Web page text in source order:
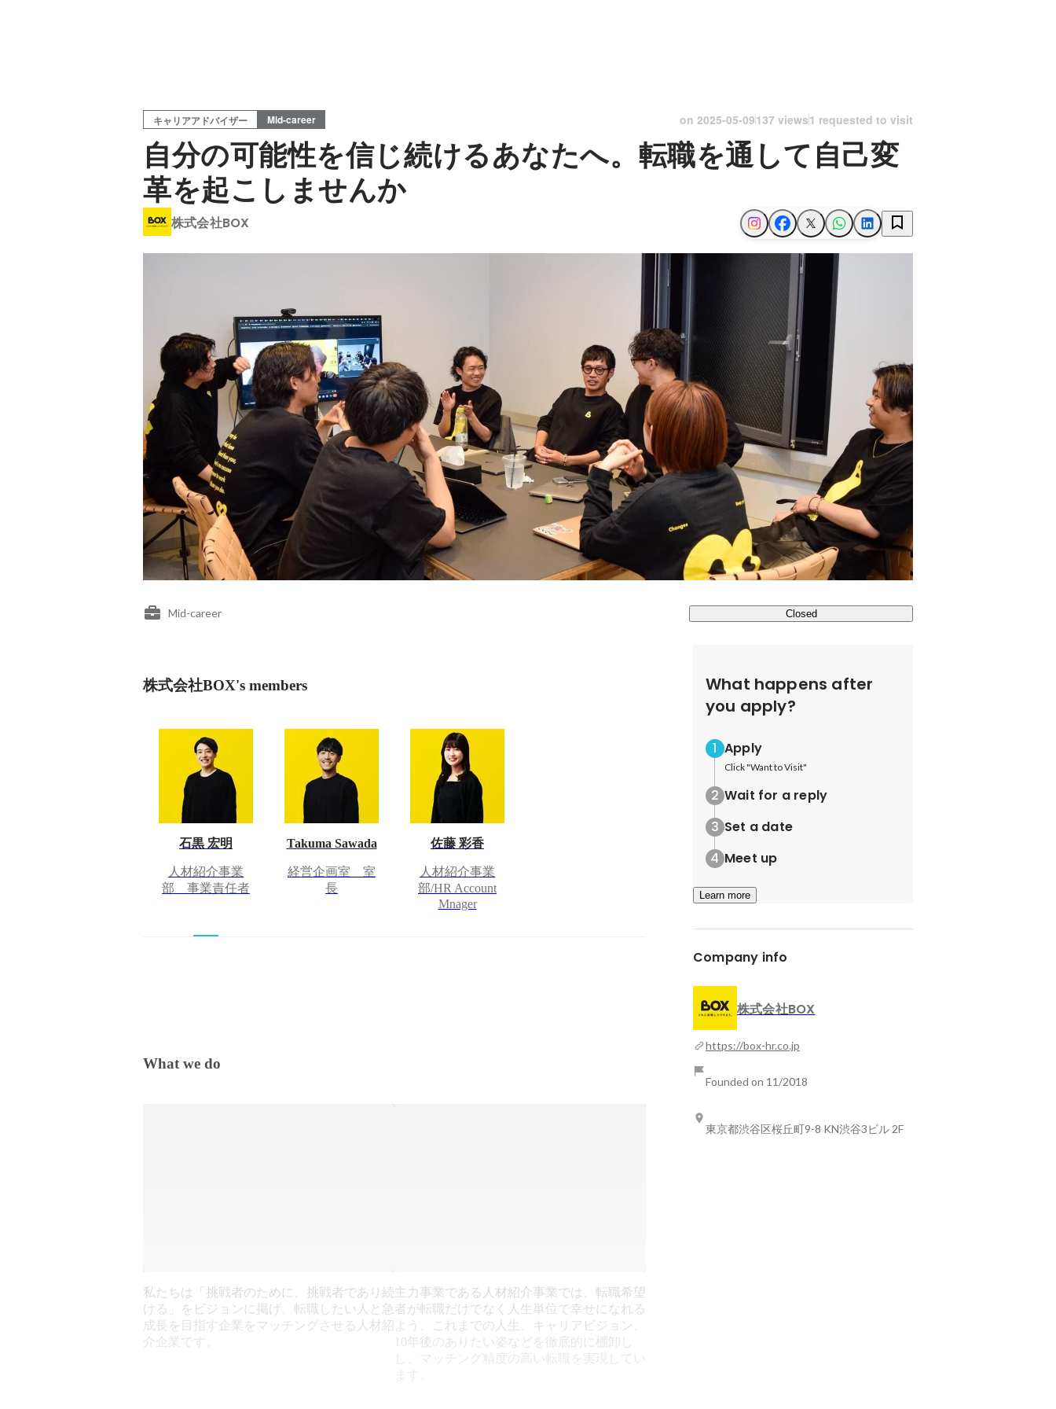
キャリアアドバイザー Mid-career on 2025-05-09137 views1 requested to visit
自分の可能性を信じ続けるあなたへ。転職を通して自己変
革を起こしませんか
株式会社BOX
Mid-career Closed
株式会社BOX's members
石黒 宏明
人材紹介事業
部 事業責任者
Takuma Sawada
経営企画室 室
長
佐藤 彩香
人材紹介事業
部/HR Account
Mnager
What we do
私たちは「挑戦者のために、挑戦者であり続
ける」をビジョンに掲げ、転職したい人と急
成長を目指す企業をマッチングさせる人材紹
介企業です。
主力事業である人材紹介事業では、転職希望
者が転職だけでなく人生単位で幸せになれる
よう、これまでの人生、キャリアビジョン、
10年後のありたい姿などを徹底的に棚卸し
し、マッチング精度の高い転職を実現してい
What happens after
you apply?
Apply
Click "Want to Visit"
Wait for a reply
Set a date
Meet up
Learn more
Company info
株式会社BOX
https://box-hr.co.jp
Founded on 11/2018
東京都渋谷区桜丘町9-8 KN渋谷3ビル 2F